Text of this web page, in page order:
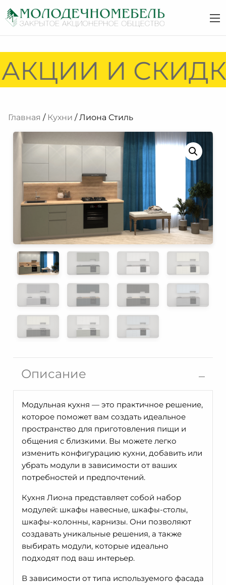
И
Главная / Кухни / Лиона Стиль
Описание
Модульная кухня — это практичное решение,
которое поможет вам создать идеальное
пространство для приготовления пищи и
общения с близкими. Вы можете легко
изменить конфигурацию кухни, добавить или
убрать модули в зависимости от ваших
потребностей и предпочтений.
Кухня Лиона представляет собой набор
модулей: шкафы навесные, шкафы-столы,
шкафы-колонны, карнизы. Они позволяют
создавать уникальные решения, а также
выбирать модули, которые идеально
подходят под ваш интерьер.
В зависимости от типа используемого фасада